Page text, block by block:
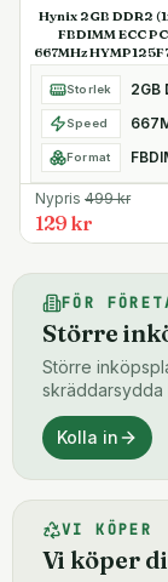
Hynix 2GB DDR2
FBDIMM ECC
667MHz
Storlek 2GB
Speed
Format
Nypris 499kr
129 kr
FÖR
Större
Större
skräddarsydda
Kolla in
VI KÖPER
Vi köper